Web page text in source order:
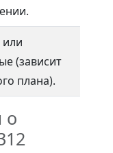
(зависит
плана).
о